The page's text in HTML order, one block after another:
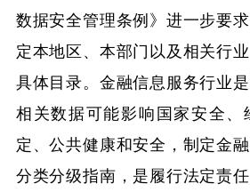
数据安全管理条例》进一步要
定本地区、本部门以及相关行
具体目录。金融信息服务行业
相关数据可能影响国家安全、
定、公共健康和安全，制定金
分类分级指南，是履行法定责